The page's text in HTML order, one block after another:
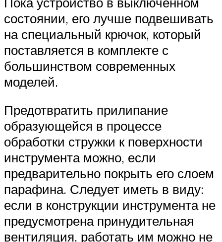
состоянии, его лучше подвешивать
на специальный крючок, который
поставляется в комплекте с
большинством современных
моделей.
Предотвратить прилипание
образующейся в процессе
обработки стружки к поверхности
инструмента можно, если
предварительно покрыть его слоем
парафина. Следует иметь в виду:
если в конструкции инструмента не
предусмотрена принудительная
вентиляция, работать им можно не